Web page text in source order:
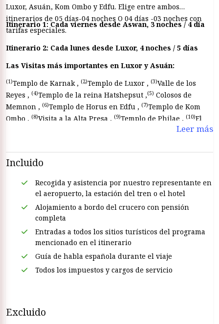
Luxor, Asuán, Kom Ombo y Edfu. Elige entre ambos
itinerarios de 05 días-04 noches O 04 días -03 noches con
tarifas especiales.
Itinerario 1: Cada viernes desde Aswan, 3 noches / 4 día
Itinerario 2: Cada lunes desde Luxor, 4 noches / 5 días
Las Visitas más importantes en Luxor y Asuán:
(1)Templo de Karnak , (2)Templo de Luxor , (3)Valle de los
Reyes , (4)Templo de la reina Hatshepsut ,(5) Colosos de
Memnon , (6)Templo de Horus en Edfu , (7)Templo de Kom
Ombo , (8)Visita a la Alta Presa , (9)Templo de Philae , (10)El
Leer más
Incluido
Recogida y asistencia por nuestro representante en
el aeropuerto, la estación del tren o el hotel
Alojamiento a bordo del crucero con pensión
completa
Entradas a todos los sitios turísticos del programa
mencionado en el itinerario
Guía de habla española durante el viaje
Todos los impuestos y cargos de servicio
Excluido